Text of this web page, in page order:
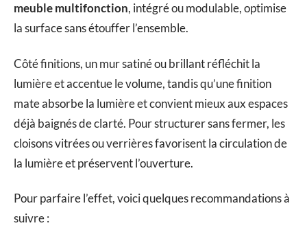
meuble multifonction, intégré ou modulable, optimise
la surface sans étouffer l’ensemble.
Côté finitions, un mur satiné ou brillant réfléchit la
lumière et accentue le volume, tandis qu’une finition
mate absorbe la lumière et convient mieux aux espaces
déjà baignés de clarté. Pour structurer sans fermer, les
cloisons vitrées ou verrières favorisent la circulation de
la lumière et préservent l’ouverture.
Pour parfaire l’effet, voici quelques recommandations à
suivre :